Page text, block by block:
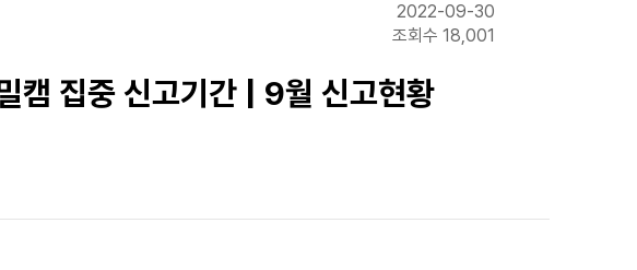
2022-09-30
조회수 18,001
캠 집중 신고기간 | 9월 신고현황